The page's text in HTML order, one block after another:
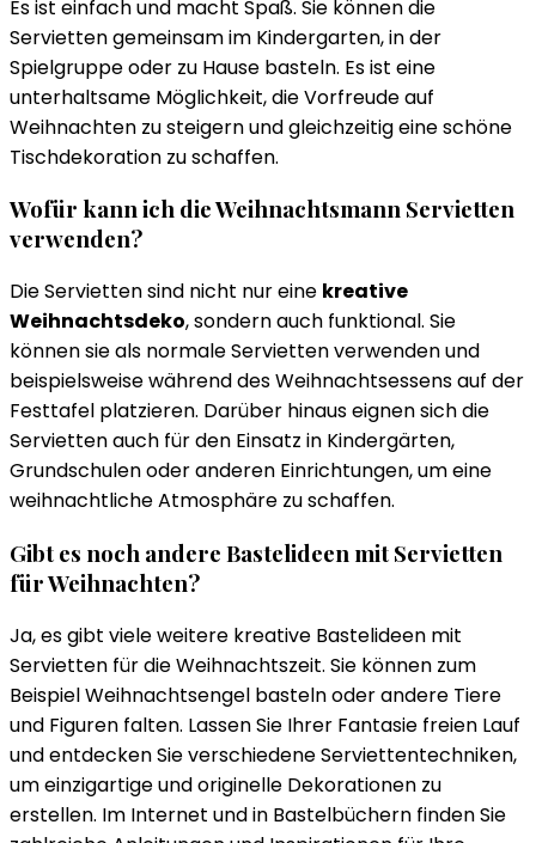
Es ist einfach und macht Spaß. Sie können die
Servietten gemeinsam im Kindergarten, in der
Spielgruppe oder zu Hause basteln. Es ist eine
unterhaltsame Möglichkeit, die Vorfreude auf
Weihnachten zu steigern und gleichzeitig eine schöne
Tischdekoration zu schaffen.
Wofür kann ich die Weihnachtsmann Servietten
verwenden?
Die Servietten sind nicht nur eine kreative
Weihnachtsdeko, sondern auch funktional. Sie
können sie als normale Servietten verwenden und
beispielsweise während des Weihnachtsessens auf der
Festtafel platzieren. Darüber hinaus eignen sich die
Servietten auch für den Einsatz in Kindergärten,
Grundschulen oder anderen Einrichtungen, um eine
weihnachtliche Atmosphäre zu schaffen.
Gibt es noch andere Bastelideen mit Servietten
für Weihnachten?
Ja, es gibt viele weitere kreative Bastelideen mit
Servietten für die Weihnachtszeit. Sie können zum
Beispiel Weihnachtsengel basteln oder andere Tiere
und Figuren falten. Lassen Sie Ihrer Fantasie freien Lauf
und entdecken Sie verschiedene Serviettentechniken,
um einzigartige und originelle Dekorationen zu
erstellen. Im Internet und in Bastelbüchern finden Sie